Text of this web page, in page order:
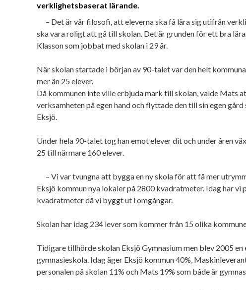
verklighetsbaserat lärande.
– Det är vår filosofi,att eleverna ska få lära sig utifrån
ska vara roligt att gå till skolan. Det är grunden för ett bra
Klasson som jobbat med skolan i 29 år.
När skolan startade i början av 90-talet var den helt
mer än 25 elever.
Då kommunen inte ville erbjuda mark till skolan, valde Mats
verksamheten på egen hand och flyttade den till sin egen
Eksjö.
Under hela 90-talet tog han emot elever dit och under åren
25 till närmare 160 elever.
– Vi var tvungna att bygga en ny skola för att få mer
Eksjö kommun nya lokaler på 2800 kvadratmeter. Idag har vi
kvadratmeter då vi byggt ut i omgångar.
Skolan har idag 234 lever som kommer från 15 olika
Tidigare tillhörde skolan Eksjö Gymnasium men blev 2005 en
gymnasieskola. Idag äger Eksjö kommun 40%,
personalen på skolan 11% och Mats 19% som både är